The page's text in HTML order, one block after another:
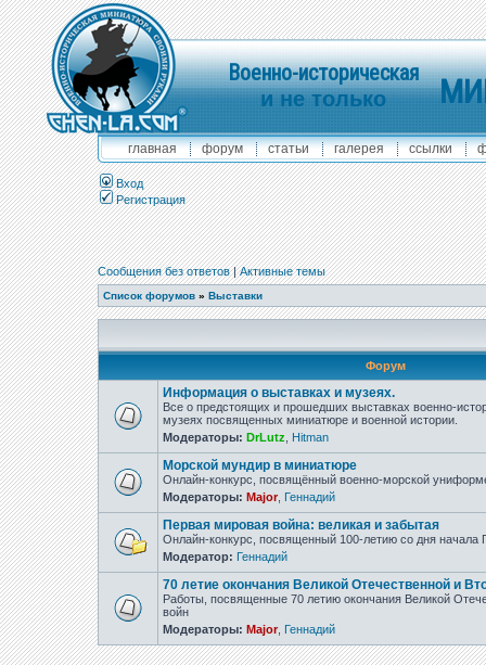
Военно-историческая
и не только
главная форум статьи галерея ссылки
Вход
Регистрация
Сообщения без ответов|Активные темы
Список форумов » Выставки
Форум
Информация о выставках и музеях.
Все о предстоящих и прошедших выставках военно-
музеях посвященных миниатюре и военной истории.
Модераторы: DrLutz Hitman
Морской мундир в миниатюре
Онлайн-конкурс, посвящённый военно-морской
Модераторы: Major, Геннадий
Первая мировая война: великая и забытая
Онлайн-конкурс, посвященный 100-летию со дня начала
Модератор: Геннадий
70 летие окончания Великой Отечественной и
Работы, посвященные 70 летию окончания Великой
войн
Модераторы: Major, Геннадий